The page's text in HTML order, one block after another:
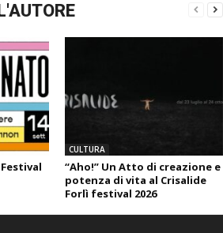
CULTURA
“Aho!” Un Atto di creazione e
potenza di vita al Crisalide
Forlì festival 2026